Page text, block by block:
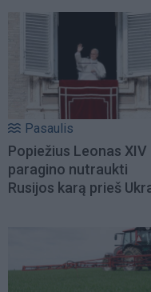
Pasaulis
Popiežius Leonas XIV
paragino nutraukti
Rusijos karą prieš